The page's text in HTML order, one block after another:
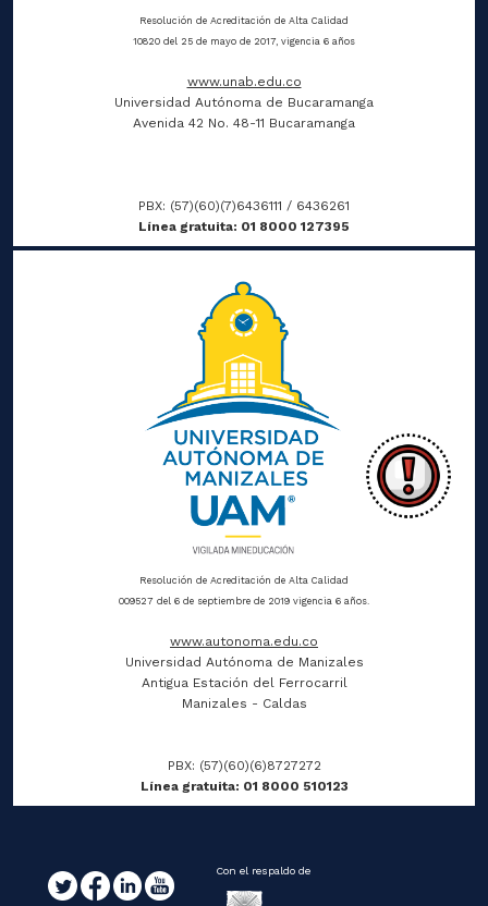
Resolución de Acreditación de Alta Calidad
10820 del 25 de mayo de 2017, vigencia 6 años
www.unab.edu.co
Universidad Autónoma de Bucaramanga
Avenida 42 No. 48-11 Bucaramanga
PBX: (57)(60)(7)6436111 / 6436261
Línea gratuita: 01 8000 127395
Resolución de Acreditación de Alta Calidad
009527 del 6 de septiembre de 2019 vigencia 6 años.
www.autonoma.edu.co
Universidad Autónoma de Manizales
Antigua Estación del Ferrocarril
Manizales - Caldas
PBX: (57)(60)(6)8727272
Línea gratuita: 01 8000 510123
Con el respaldo de